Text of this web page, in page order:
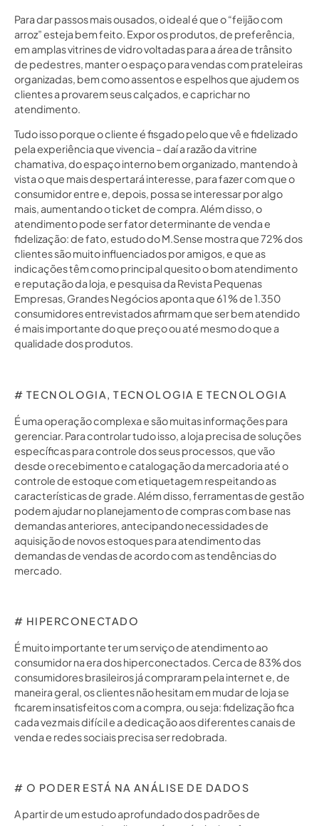
Para dar passos mais ousados, o ideal é que o “feijão com
arroz” esteja bem feito. Expor os produtos, de preferência,
em amplas vitrines de vidro voltadas para a área de trânsito
de pedestres, manter o espaço para vendas com prateleiras
organizadas, bem como assentos e espelhos que ajudem os
clientes a provarem seus calçados, e caprichar no
atendimento.
Tudo isso porque o cliente é fisgado pelo que vê e fidelizado
pela experiência que vivencia – daí a razão da vitrine
chamativa, do espaço interno bem organizado, mantendo à
vista o que mais despertará interesse, para fazer com que o
consumidor entre e, depois, possa se interessar por algo
mais, aumentando o ticket de compra. Além disso, o
atendimento pode ser fator determinante de venda e
fidelização: de fato, estudo do M.Sense mostra que 72% dos
clientes são muito influenciados por amigos, e que as
indicações têm como principal quesito o bom atendimento
e reputação da loja, e pesquisa da Revista Pequenas
Empresas, Grandes Negócios aponta que 61 % de 1.350
consumidores entrevistados afirmam que ser bem atendido
é mais importante do que preço ou até mesmo do que a
qualidade dos produtos.
# TECNOLOGIA, TECNOLOGIA E TECNOLOGIA
É uma operação complexa e são muitas informações para
gerenciar. Para controlar tudo isso, a loja precisa de soluções
específicas para controle dos seus processos, que vão
desde o recebimento e catalogação da mercadoria até o
controle de estoque com etiquetagem respeitando as
características de grade. Além disso, ferramentas de gestão
podem ajudar no planejamento de compras com base nas
demandas anteriores, antecipando necessidades de
aquisição de novos estoques para atendimento das
demandas de vendas de acordo com as tendências do
mercado.
# HIPERCONECTADO
É muito importante ter um serviço de atendimento ao
consumidor na era dos hiperconectados. Cerca de 83% dos
consumidores brasileiros já compraram pela internet e, de
maneira geral, os clientes não hesitam em mudar de loja se
ficarem insatisfeitos com a compra, ou seja: fidelização fica
cada vez mais difícil e a dedicação aos diferentes canais de
venda e redes sociais precisa ser redobrada.
# O PODER ESTÁ NA ANÁLISE DE DADOS
A partir de um estudo aprofundado dos padrões de